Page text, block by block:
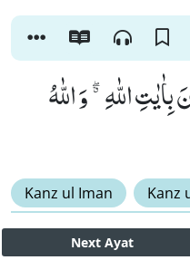
اللّٰهِ ﳓ وَ اللّٰهُ
Kanz ul Iman Kanz
Next Ayat